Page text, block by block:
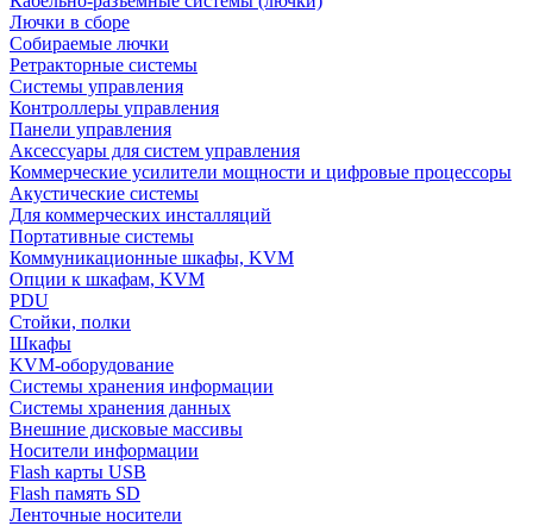
Лючки в сборе
Собираемые лючки
Ретракторные системы
Системы управления
Контроллеры управления
Панели управления
Аксессуары для систем управления
Коммерческие усилители мощности и цифровые процессоры
Акустические системы
Для коммерческих инсталляций
Портативные системы
Коммуникационные шкафы, KVM
Опции к шкафам, KVM
PDU
Стойки, полки
Шкафы
KVM-оборудование
Системы хранения информации
Системы хранения данных
Внешние дисковые массивы
Носители информации
Flash карты USB
Flash память SD
Ленточные носители